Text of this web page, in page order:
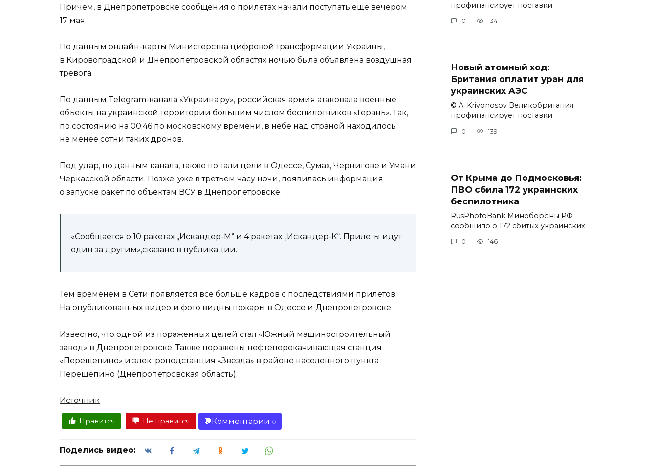
Причем, в Днепропетровске сообщения о прилетах начали поступать еще вечером
17 мая.
По данным онлайн-карты Министерства цифровой трансформации Украины,
в Кировоградской и Днепропетровской областях ночью была объявлена воздушная
тревога.
По данным Telegram-канала «Украина.ру», российская армия атаковала военные
объекты на украинской территории большим числом беспилотников «Герань». Так,
по состоянию на 00:46 по московскому времени, в небе над страной находилось
не менее сотни таких дронов.
Под удар, по данным канала, также попали цели в Одессе, Сумах, Чернигове и Умани
Черкасской области. Позже, уже в третьем часу ночи, появилась информация
о запуске ракет по объектам ВСУ в Днепропетровске.
«Сообщается о 10 ракетах „Искандер-М“ и 4 ракетах „Искандер-К“. Прилеты идут
один за другим»,сказано в публикации.
Тем временем в Сети появляется все больше кадров с последствиями прилетов.
На опубликованных видео и фото видны пожары в Одессе и Днепропетровске.
Известно, что одной из пораженных целей стал «Южный машиностроительный
завод» в Днепропетровске. Также поражены нефтеперекачивающая станция
«Перещепино» и электроподстанция «Звезда» в районе населенного пункта
Перещепино (Днепропетровская область).
Источник
Нравится Не нравится Комментарии 0
Поделись видео:
профинансирует поставки
0 134
Новый атомный ход:
Британия оплатит уран для
украинских АЭС
© A. Krivonosov Великобритания
профинансирует поставки
0 139
От Крыма до Подмосковья:
ПВО сбила 172 украинских
беспилотника
RusPhotoBank Минобороны РФ
сообщило о 172 сбитых украинских
0 146